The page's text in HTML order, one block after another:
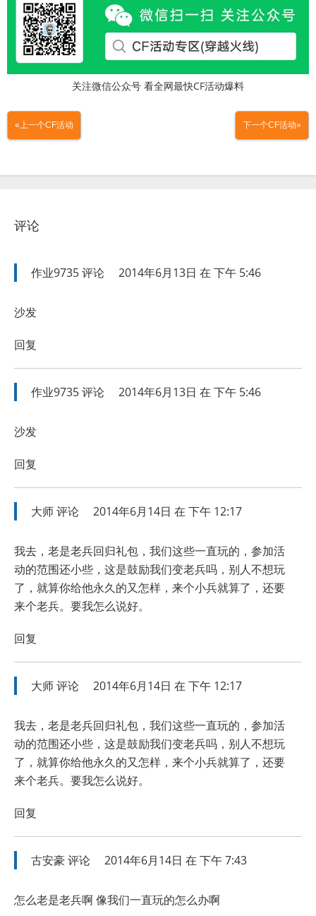
关注微信公众号 看全网最快CF活动爆料
«上一个CF活动 下一个CF活动»
评论
作业9735评论 2014年6月13日 在 下午 5:46
沙发
回复
作业9735评论 2014年6月13日 在 下午 5:46
沙发
回复
大师评论 2014年6月14日 在 下午 12:17
我去，老是老兵回归礼包，我们这些一直玩的，参加活
动的范围还小些，这是鼓励我们变老兵吗，别人不想玩
了，就算你给他永久的又怎样，来个小兵就算了，还要
来个老兵。要我怎么说好。
回复
大师评论 2014年6月14日 在 下午 12:17
我去，老是老兵回归礼包，我们这些一直玩的，参加活
动的范围还小些，这是鼓励我们变老兵吗，别人不想玩
了，就算你给他永久的又怎样，来个小兵就算了，还要
来个老兵。要我怎么说好。
回复
古安豪 评论 2014年6月14日 在 下午 7:43
怎么老是老兵啊 像我们一直玩的怎么办啊